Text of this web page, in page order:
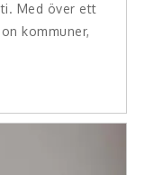
Med över ett
kommuner,